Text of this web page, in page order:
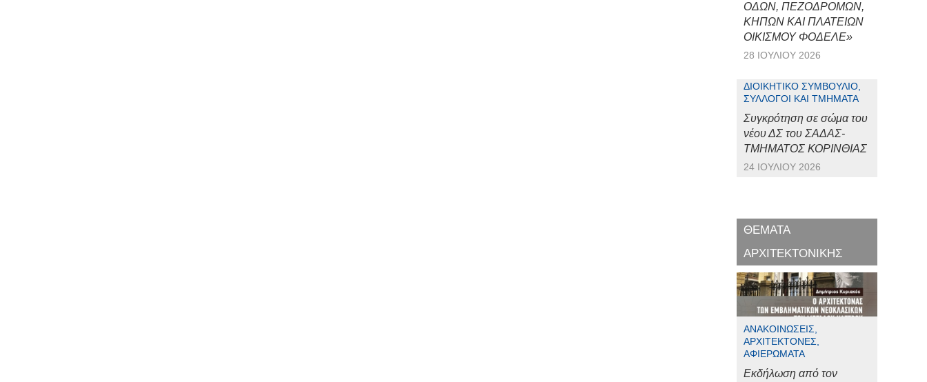
ΟΔΩΝ, ΠΕΖΟΔΡΟΜΩΝ,
ΚΗΠΩΝ ΚΑΙ ΠΛΑΤΕΙΩΝ
ΟΙΚΙΣΜΟΥ ΦΟΔΕΛΕ»
28 ΙΟΥΛΊΟΥ 2026
ΔΙΟΙΚΗΤΙΚΌ ΣΥΜΒΟΎΛΙΟ,
ΣΎΛΛΟΓΟΙ ΚΑΙ ΤΜΉΜΑΤΑ
Συγκρότηση σε σώμα του
νέου ΔΣ του ΣΑΔΑΣ-
ΤΜΗΜΑΤΟΣ ΚΟΡΙΝΘΙΑΣ
24 ΙΟΥΛΊΟΥ 2026
ΘΕΜΑΤΑ
ΑΡΧΙΤΕΚΤΟΝΙΚΗΣ
ΑΝΑΚΟΙΝΏΣΕΙΣ,
ΑΡΧΙΤΈΚΤΟΝΕΣ,
ΑΦΙΕΡΏΜΑΤΑ
Εκδήλωση από τον